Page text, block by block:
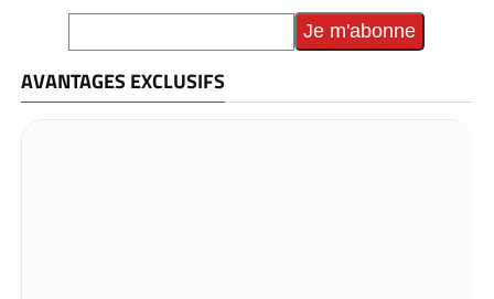
AVANTAGES EXCLUSIFS